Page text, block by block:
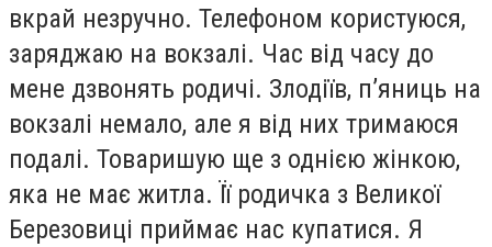
вкрай незручно. Телефоном користуюся,
заряджаю на вокзалі. Час від часу до
мене дзвонять родичі. Злодіїв, п’яниць на
вокзалі немало, але я від них тримаюся
подалі. Товаришую ще з однією жінкою,
яка не має житла. Її родичка з Великої
Березовиці приймає нас купатися. Я